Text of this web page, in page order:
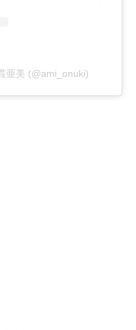
亜美 (@ami_onuki)